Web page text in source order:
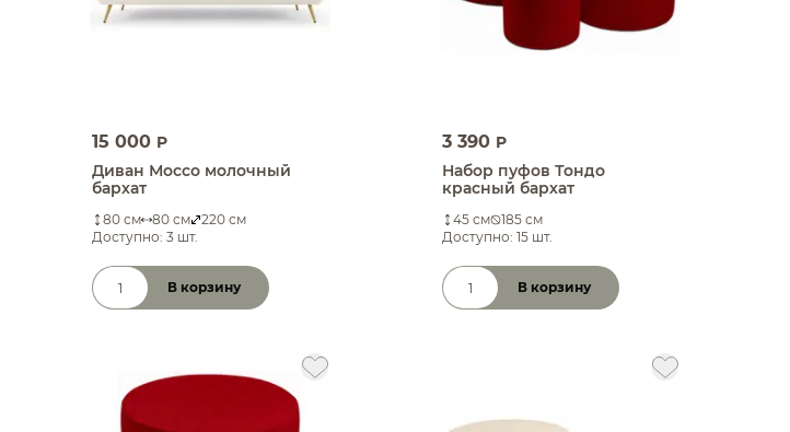
15 000 P
Диван Моссо молочный
бархат
80 см 80 см
220 см
Доступно: 3 шт.
Количество товара
В корзину
3 390 P
Набор пуфов Тондо
красный бархат
45 см
185 см
Доступно: 15 шт.
Количество товара
В корзину